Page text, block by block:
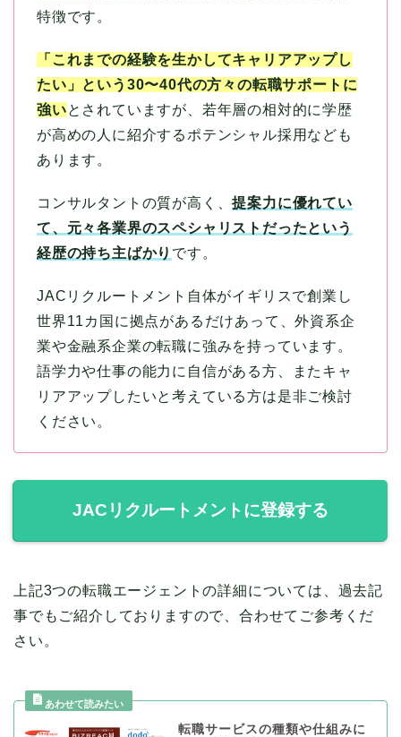
特徴です。
「これまでの経験を生かしてキャリアアップし
たい」という30〜40代の方々の転職サポートに
強いとされていますが、若年層の相対的に学歴
が高めの人に紹介するポテンシャル採用なども
あります。
コンサルタントの質が高く、提案力に優れてい
て、元々各業界のスペシャリストだったという
経歴の持ち主ばかり です。
JACリクルートメント自体がイギリスで創業し
世界11カ国に拠点があるだけあって、外資系企
業や金融系企業の転職に強みを持っています。
語学力や仕事の能力に自信がある方、またキャ
リアアップしたいと考えている方は是非ご検討
ください。
JACリクルートメントに登録する
上記3つの転職エージェントの詳細については、過去記
事でもご紹介しておりますので、合わせてご参考くだ
さい。
転職サービスの種類や仕組みに